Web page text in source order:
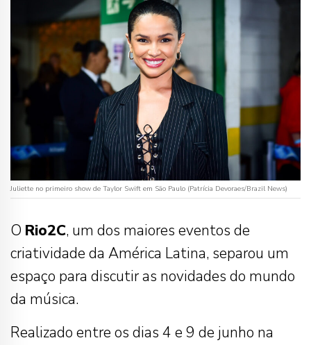
Juliette no primeiro show de Taylor Swift em São Paulo (Patrícia Devoraes/Brazil News)
O Rio2C, um dos maiores eventos de
criatividade da América Latina, separou um
espaço para discutir as novidades do mundo
da música.
Realizado entre os dias 4 e 9 de junho na